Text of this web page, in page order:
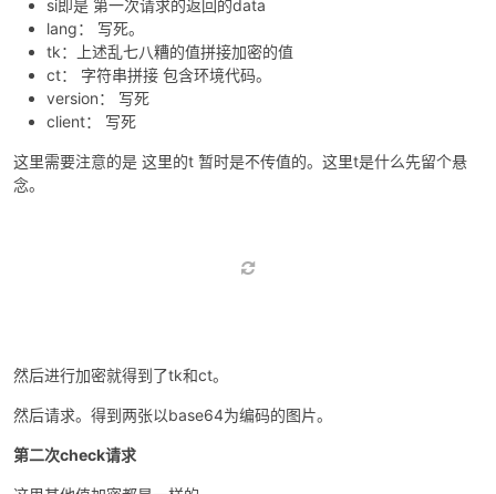
断点继续走 走到下图所在位置
client： 写死
这里需要注意的是 这里的t 暂时是不传值的。这里t是什么先留个悬